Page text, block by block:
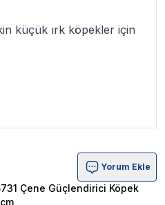
küçük ırk köpekler için
Köpek Oyuncağı
Yorum Ekle
Çene Güçlendirici Köpek